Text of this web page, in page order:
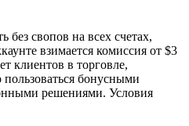
без свопов на всех счетах,
взимается комиссия от $3
клиентов в торговле,
бонусными
решениями. Условия